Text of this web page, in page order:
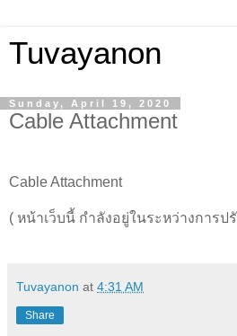
Tuvayanon
Sunday, April 19, 2020
Cable Attachment
Cable Attachment
( หน้าเว็บนี้ กำลังอยู่ในระหว่างการป
Tuvayanon at 4:31 AM
Share